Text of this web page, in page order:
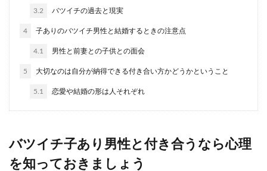
心するのでしょうか？できるだけ自分の子供には
苦労をさせた...
おしゃれで目を引くガーランドの作り
方！顔合わせの写真に大活躍
両家の顔合わせの席も思い出の1つとして、写真
を残される方が増えています。そして写真映えを
する小道具を...
3.2 バツイチの過去と現実
4 子ありのバツイチ男性と結婚するときの注意点
4.1 男性と前妻との子供との面会
5 大切なのは自分が納得できる付き合い方かどうかということ
5.1 恋愛や結婚の形は人それぞれ
バツイチ子あり男性と付き合うなら心理
を知っておきましょう